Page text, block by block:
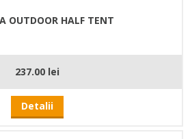
OUTDOOR HALF TENT
237.00 lei
Detalii